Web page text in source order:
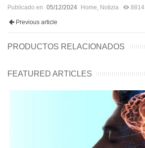
Publicado en 05/12/2024 Home, Notizia 8814
Previous article
PRODUCTOS RELACIONADOS
FEATURED ARTICLES